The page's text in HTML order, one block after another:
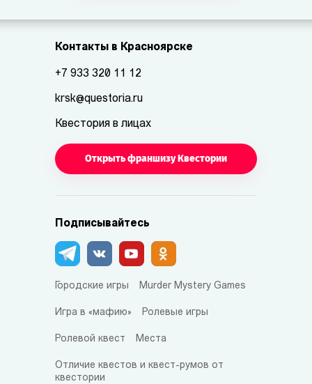
Контакты в Красноярске
+7 933 320 11 12
krsk@questoria.ru
Квестория в лицах
Открыть франшизу Квестории
Подписывайтесь
Городские игры Murder Mystery Games
Игра в «мафию» Ролевые игры
Ролевой квест Места
Отличие квестов и квест-румов от
квестории